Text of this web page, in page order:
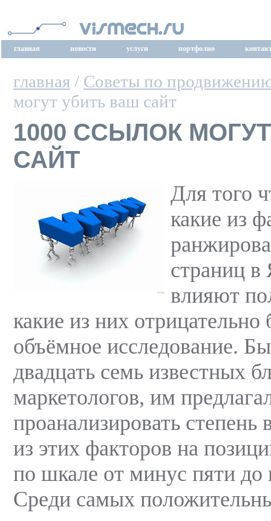
главная новости услуги портфолио
главная / Советы по
могут убить ваш сайт
1000 ССЫЛОК
САЙТ
Для того
какие из
страниц в
влияют
какие из них
объёмное исследование.
двадцать семь известных
маркетологов, им
проанализировать степень
из этих факторов на
по шкале от минус пяти
Среди самых